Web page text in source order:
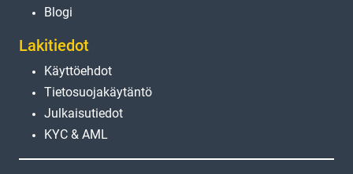
Blogi
Lakitiedot
Käyttöehdot
Tietosuojakäytäntö
Julkaisutiedot
KYC & AML